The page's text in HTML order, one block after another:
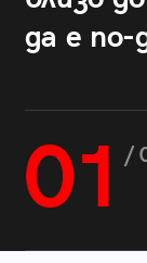
да е по-
01 /